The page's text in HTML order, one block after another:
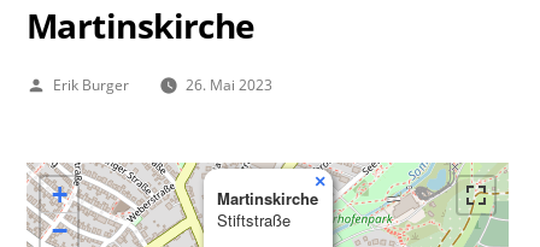
Martinskirche
Veröffentlicht
Erik Burger 26. Mai 2023
Martinskirche
Stiftstraße
×
+
−